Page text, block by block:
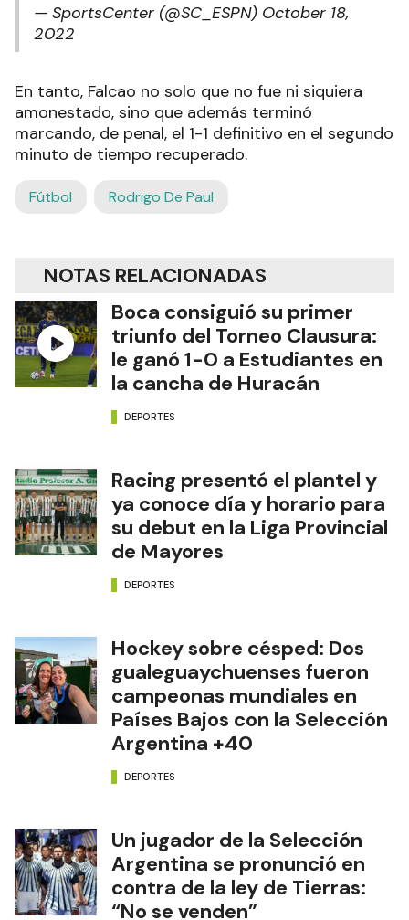
— SportsCenter (@SC_ESPN) October 18,
2022
En tanto, Falcao no solo que no fue ni siquiera
amonestado, sino que además terminó
marcando, de penal, el 1-1 definitivo en el segundo
minuto de tiempo recuperado.
Fútbol Rodrigo De Paul
NOTAS RELACIONADAS
Boca consiguió su primer
triunfo del Torneo Clausura:
le ganó 1-0 a Estudiantes en
la cancha de Huracán
DEPORTES
Racing presentó el plantel y
ya conoce día y horario para
su debut en la Liga Provincial
de Mayores
DEPORTES
Hockey sobre césped: Dos
gualeguaychuenses fueron
campeonas mundiales en
Países Bajos con la Selección
Argentina +40
DEPORTES
Un jugador de la Selección
Argentina se pronunció en
contra de la ley de Tierras:
“No se venden”